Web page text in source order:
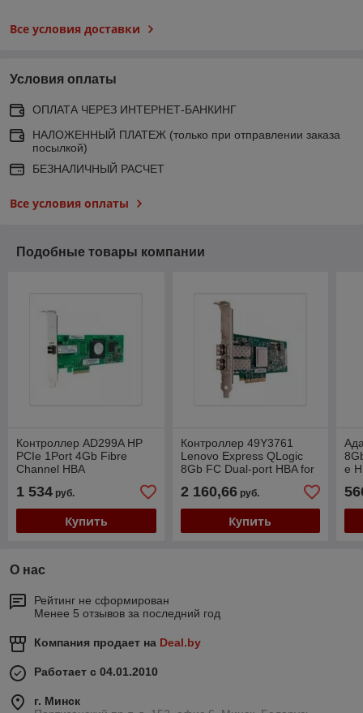
Все условия доставки
Условия оплаты
ОПЛАТА ЧЕРЕЗ ИНТЕРНЕТ-БАНКИНГ
НАЛОЖЕННЫЙ ПЛАТЕЖ (только при отправлении заказа
посылкой)
БЕЗНАЛИЧНЫЙ РАСЧЕТ
Все условия оплаты
Подобные товары компании
Контроллер AD299A HP
PCIe 1Port 4Gb Fibre
Channel HBA
1 534 руб.
Купить
Контроллер 49Y3761
Lenovo Express QLogic
8Gb FC Dual-port HBA for
2 160,66руб.
Купить
e
О нас
Рейтинг не сформирован
Менее 5 отзывов за последний год
Компания продает на Deal.by
Работает с 04.01.2010
г. Минск